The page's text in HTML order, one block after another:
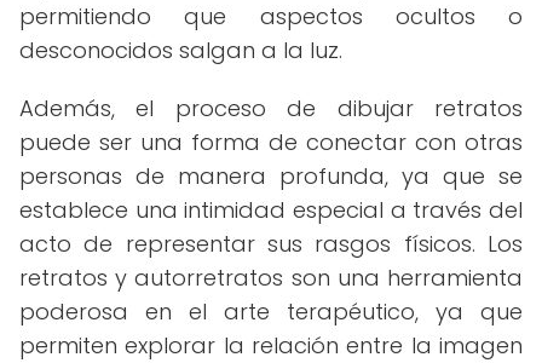
permitiendo que aspectos ocultos o
desconocidos salgan a la luz.
Además, el proceso de dibujar retratos
puede ser una forma de conectar con otras
personas de manera profunda, ya que se
establece una intimidad especial a través del
acto de representar sus rasgos físicos. Los
retratos y autorretratos son una herramienta
poderosa en el arte terapéutico, ya que
permiten explorar la relación entre la imagen